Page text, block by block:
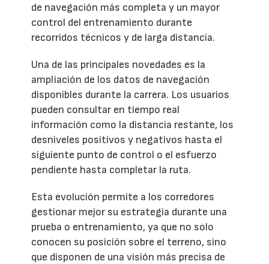
de navegación más completa y un mayor
control del entrenamiento durante
recorridos técnicos y de larga distancia.
Una de las principales novedades es la
ampliación de los datos de navegación
disponibles durante la carrera. Los usuarios
pueden consultar en tiempo real
información como la distancia restante, los
desniveles positivos y negativos hasta el
siguiente punto de control o el esfuerzo
pendiente hasta completar la ruta.
Esta evolución permite a los corredores
gestionar mejor su estrategia durante una
prueba o entrenamiento, ya que no solo
conocen su posición sobre el terreno, sino
que disponen de una visión más precisa de